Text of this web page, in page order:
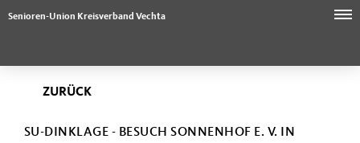
Senioren-Union Kreisverband Vechta
ZURÜCK
SU-DINKLAGE - BESUCH SONNENHOF E. V. IN